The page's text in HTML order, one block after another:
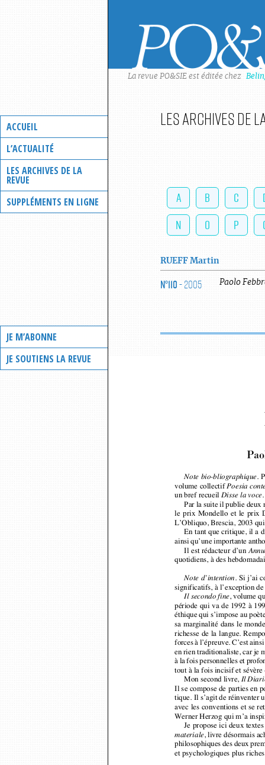
ACCUEIL
L’ACTUALITÉ
LES ARCHIVES DE LA
REVUE
SUPPLÉMENTS EN LIGNE
JE M’ABONNE
JE SOUTIENS LA REVUE
La revue PO&SIE est éditée chez
Les archives de
A B C
N
O P
RUEFF Martin
N°110- 2005 Paolo
Poesia
un bref recueil Disse la voce
Par la suite il publie
le prix Mondello et le
L’Obliquo, Brescia, 2003
En tant que critique, il
ainsi qu’une importante
Il est rédacteur d’un
quotidiens, à des
Note d’intention. Si j’ai
Il secondo fine, volume
période qui va de 1992 à
éthique qui s’impose au
sa marginalité dans le
richesse de la langue.
forces à l’épreuve. C’est
en rien traditionaliste, car je
à la fois personnelles et
tout à la fois incisif et
Mon second livre, Il
Il se compose de parties en
tique. Il s’agit de
avec les conventions et se
Werner Herzog qui m’a
Je propose ici deux
materiale, livre désormais
philosophiques des deux
et psychologiques plus